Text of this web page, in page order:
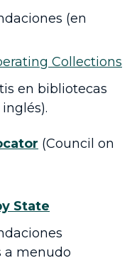
(en
Collections
en bibliotecas
(Council on
State
a menudo